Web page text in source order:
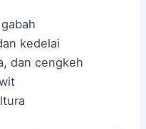
kedelai
dan cengkeh